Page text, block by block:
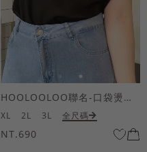
HOOLOOLOO聯名-口袋燙金KUKU熊短袖上衣
XL 2L 3L 全尺碼
NT.690